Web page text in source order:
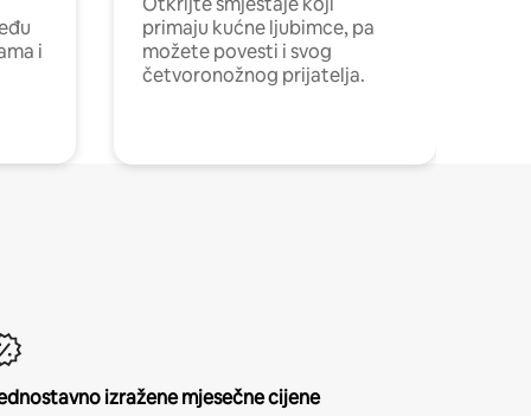
i
primaju kućne ljubimce, pa
možete povesti i svog
četvoronožnog prijatelja.
izražene mjesečne cijene